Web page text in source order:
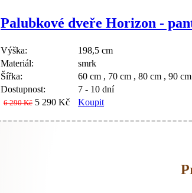
Palubkové dveře Horizon -
Výška:
198,5 cm
Materiál:
smrk
Šířka:
60 cm , 70 cm , 80 cm , 90 cm
Dostupnost:
7 - 10 dní
6 290 Kč 5 290 Kč
Koupit